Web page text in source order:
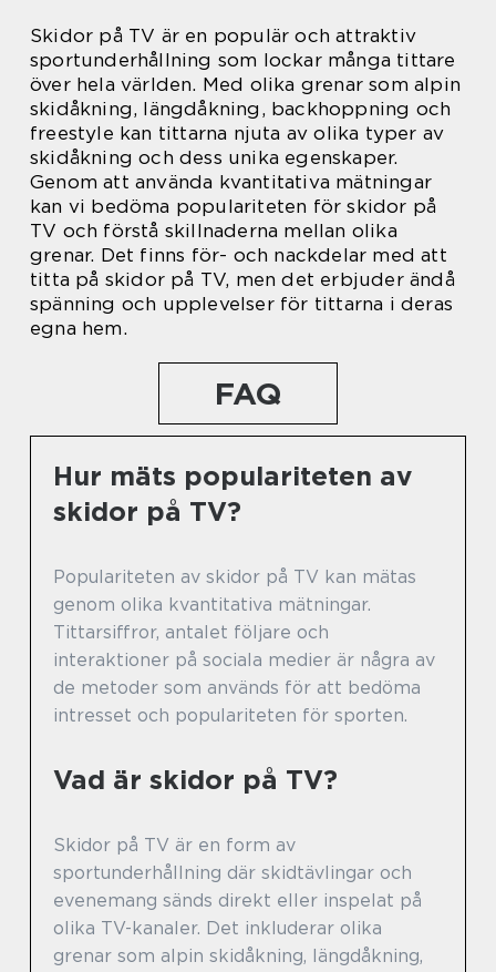
Skidor på TV är en populär och attraktiv
sportunderhållning som lockar många tittare
över hela världen. Med olika grenar som alpin
skidåkning, längdåkning, backhoppning och
freestyle kan tittarna njuta av olika typer av
skidåkning och dess unika egenskaper.
Genom att använda kvantitativa mätningar
kan vi bedöma populariteten för skidor på
TV och förstå skillnaderna mellan olika
grenar. Det finns för- och nackdelar med att
titta på skidor på TV, men det erbjuder ändå
spänning och upplevelser för tittarna i deras
egna hem.
FAQ
Hur mäts populariteten av
skidor på TV?
Populariteten av skidor på TV kan mätas
genom olika kvantitativa mätningar.
Tittarsiffror, antalet följare och
interaktioner på sociala medier är några av
de metoder som används för att bedöma
intresset och populariteten för sporten.
Vad är skidor på TV?
Skidor på TV är en form av
sportunderhållning där skidtävlingar och
evenemang sänds direkt eller inspelat på
olika TV-kanaler. Det inkluderar olika
grenar som alpin skidåkning, längdåkning,